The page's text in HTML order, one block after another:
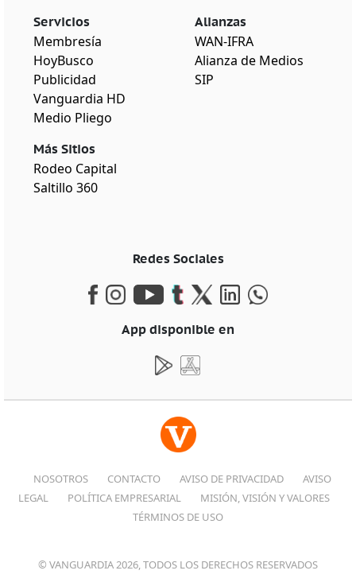
Servicios
Membresía
HoyBusco
Publicidad
Vanguardia HD
Medio Pliego
Más Sitios
Rodeo Capital
Saltillo 360
Alianzas
WAN-IFRA
Alianza de Medios
SIP
Redes Sociales
App disponible en
NOSOTROS CONTACTO AVISO DE PRIVACIDAD
AVISO
LEGAL
POLÍTICA EMPRESARIAL
MISIÓN, VISIÓN Y VALORES
TÉRMINOS DE USO
© VANGUARDIA 2026, TODOS LOS DERECHOS RESERVADOS